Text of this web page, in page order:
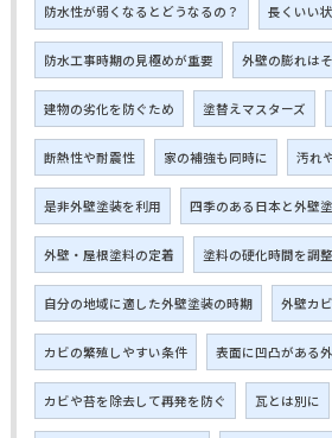
防水性が弱くなるとどうなるの？ 長くいい
防水工事時期の見極めが重要 外壁の膨れは
建物の劣化を防ぐため 塗替えマスターズ
断熱性や耐震性 家の補強も同時に 汚れ
是非外壁塗装を利用 四季のある日本と外壁
外壁・屋根塗料の定着 塗料の硬化時間を調整
自分の地域に適した外壁塗装の時期 外壁カ
カビの繁殖しやすい条件 表面に凹凸がある
カビや苔を除去して再発を防ぐ 瓦とは別に